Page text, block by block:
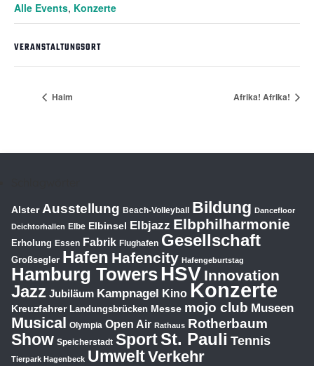
Alle Events, Konzerte
VERANSTALTUNGSORT
Haim Afrika! Afrika!
Alster Ausstellung Beach-Volleyball Bildung Dancefloor
Deichtorhallen Elbe Elbinsel Elbjazz Elbphilharmonie
Erholung Essen Fabrik Flughafen Gesellschaft
Großsegler Hafen Hafencity Hafengeburtstag
Hamburg TowersHSV Innovation
Jazz Jubiläum Kampnagel Kino Konzerte
Kreuzfahrer Landungsbrücken Messe mojo club Museen
Musical Olympia Open Air Rathaus Rotherbaum
Show Speicherstadt SportSt. Pauli Tennis
Tierpark Hagenbeck UmweltVerkehr